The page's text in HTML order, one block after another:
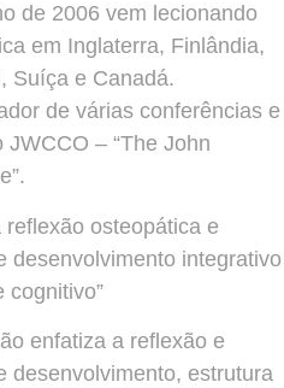
de 2006 vem lecionando
em Inglaterra, Finlândia,
Suíça e Canadá.
de várias conferências e
– “The John
reflexão osteopática e
desenvolvimento integrativo
cognitivo”
enfatiza a reflexão e
desenvolvimento, estrutura